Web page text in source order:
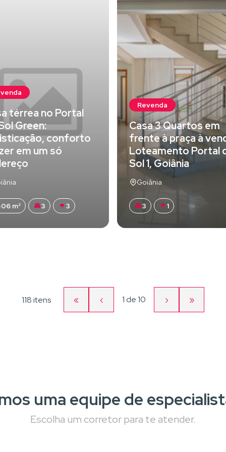
térrea no Portal
Green:
conforto
em um só
m² 3 3
Revenda
Casa 3 Quartos em
frente à praça à
Loteamento Portal
Sol 1, Goiânia
Goiânia
3 1
118 itens
Primeira
«
Página
‹ Página
1 de10
Próxima
›
Última
»
uma equipe de
Escolha um corretor para te atender.